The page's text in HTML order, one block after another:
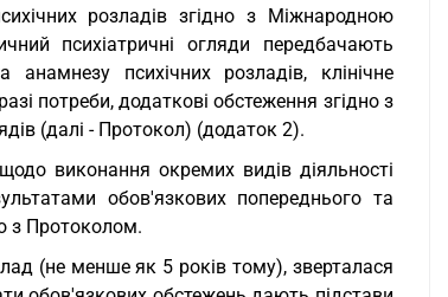
розладів згідно з Міжнародною
психіатричні огляди передбачають
психічних розладів, клінічне
потреби, додаткові обстеження згідно з
(далі - Протокол) (додаток 2).
виконання окремих видів діяльності
обов'язкових попереднього та
з Протоколом.
(не менше як 5 років тому), зверталася